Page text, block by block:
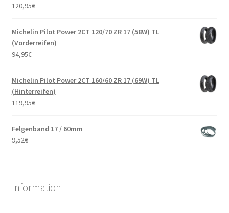
120,95€
Michelin Pilot Power 2CT 120/70 ZR 17 (58W) TL
(Vorderreifen)
94,95€
Michelin Pilot Power 2CT 160/60 ZR 17 (69W) TL
(Hinterreifen)
119,95€
Felgenband 17 / 60mm
9,52€
Information